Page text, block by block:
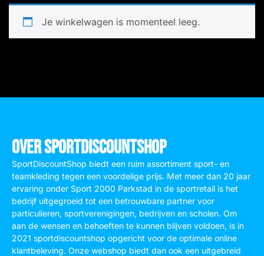
Je winkelwagen is momenteel leeg.
Over SportDiscountShop
SportDiscountShop biedt een ruim assortiment sport- en
teamkleding tegen een voordelige prijs. Met meer dan 20 jaar
ervaring onder Sport 2000 Parkstad in de sportretail is het
bedrijf uitgegroeid tot een betrouwbare partner voor
particulieren, sportverenigingen, bedrijven en scholen. Om
aan de wensen en behoeften te kunnen blijven voldoen, is in
2021 sportdiscountshop opgericht voor de optimale online
klantbeleving. Onze webshop biedt dan ook een uitgebreid